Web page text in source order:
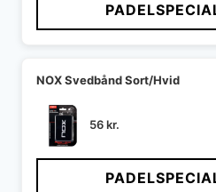
NOX Svedbånd Sort/Hvid
56kr.